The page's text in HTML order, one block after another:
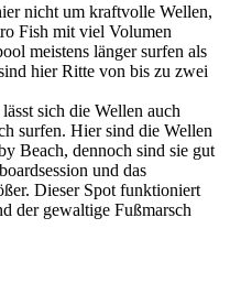
nicht um kraftvolle Wellen,
Fish mit viel Volumen
meistens länger surfen als
hier Ritte von bis zu zwei
sich die Wellen auch
surfen. Hier sind die Wellen
Beach, dennoch sind sie gut
und das
Dieser Spot funktioniert
der gewaltige Fußmarsch